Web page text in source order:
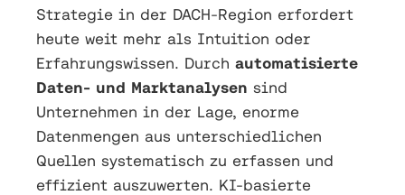
Strategie in der DACH-Region erfordert
heute weit mehr als Intuition oder
Erfahrungswissen. Durch automatisierte
Daten- und Marktanalysen sind
Unternehmen in der Lage, enorme
Datenmengen aus unterschiedlichen
Quellen systematisch zu erfassen und
effizient auszuwerten. KI-basierte